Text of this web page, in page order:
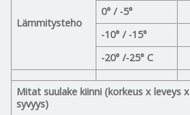
Lämmitysteho
0° / -5°
-10° / -15°
-20° /-25° C
Mitat suulake kiinni (korkeus x leveys x
syvyys)